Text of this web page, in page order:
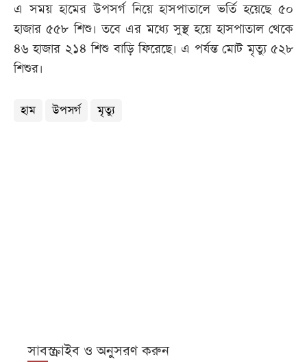
এ সময় হামের উপসর্গ নিয়ে হাসপাতালে ভর্তি হয়েছে ৫০
হাজার ৫৫৮ শিশু। তবে এর মধ্যে সুস্থ হয়ে হাসপাতাল থেকে
৪৬ হাজার ২১৪ শিশু বাড়ি ফিরেছে। এ পর্যন্ত মোট মৃত্যু ৫২৮
শিশুর।
হাম উপসর্গ মৃত্যু
সাবস্ক্রাইব ও অনুসরণ করুন